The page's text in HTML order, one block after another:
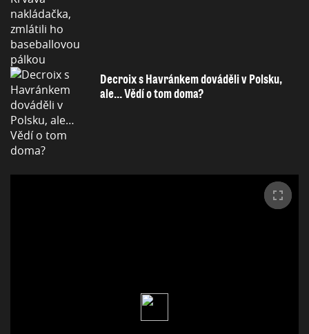
Decroix s Havránkem dováděli v Polsku,
ale… Vědí o tom doma?